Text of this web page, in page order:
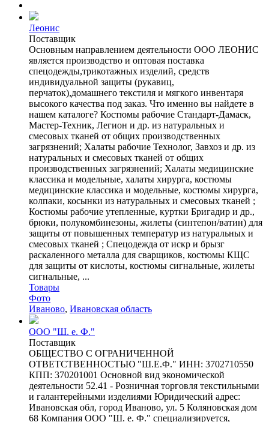
Леонис
Поставщик
Основным направлением деятельности ООО ЛЕОНИС
является производство и оптовая поставка
спецодежды,трикотажных изделий, средств
индивидуальной защиты (рукавиц,
перчаток),домашнего текстиля и мягкого инвентаря
высокого качества под заказ. Что именно вы найдете в
нашем каталоге? Костюмы рабочие Стандарт-Дамаск,
Мастер-Техник, Легион и др. из натуральных и
смесовых тканей от общих производственных
загрязнений; Халаты рабочие Технолог, Завхоз и др. из
натуральных и смесовых тканей от общих
производственных загрязнений; Халаты медицинские
классика и модельные, халаты хирурга, костюмы
медицинские классика и модельные, костюмы хирурга,
колпаки, косынки из натуральных и смесовых тканей ;
Костюмы рабочие утепленные, куртки Бригадир и др.,
брюки, полукомбинезоны, жилеты (синтепон/ватин) для
защиты от повышенных температур из натуральных и
смесовых тканей ; Спецодежда от искр и брызг
раскаленного металла для сварщиков, костюмы КЩС
для защиты от кислоты, костюмы сигнальные, жилеты
сигнальные, ...
Товары
Фото
Иваново, Ивановская область
ООО "Ш. е. Ф."
Поставщик
ОБЩЕСТВО С ОГРАНИЧЕННОЙ
ОТВЕТСТВЕННОСТЬЮ "Ш.Е.Ф." ИНН: 3702710550
КПП: 370201001 Основной вид экономической
деятельности 52.41 - Розничная торговля текстильными
и галантерейными изделиями Юридический адрес:
Ивановская обл, город Иваново, ул. 5 Коляновская дом
68 Компания ООО "Ш. е. Ф." специализируется,